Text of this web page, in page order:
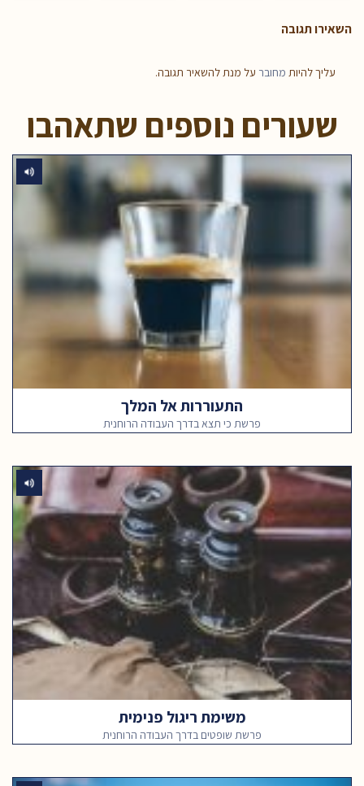
השאירו תגובה
עליך להיות מחובר על מנת להשאיר תגובה.
שעורים נוספים שתאהבו
התעוררות אל המלך
פרשת כי תצא בדרך העבודה הרוחנית
משימת ריגול פנימית
פרשת שופטים בדרך העבודה הרוחנית